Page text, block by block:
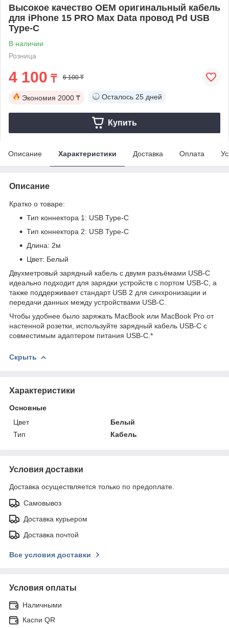
Высокое качество OEM оригинальный кабель
для iPhone 15 PRO Max Data провод Pd USB
Type-C
В наличии
Розница
4 100 ₸ 6 100 ₸
Экономия 2000 ₸ Осталось 25 дней
Купить
Описание Характеристики Доставка Оплата
Описание
Кратко о товаре:
Тип коннектора 1: USB Type-C
Тип коннектора 2: USB Type-C
Длина: 2м
Цвет: Белый
Двухметровый зарядный кабель с двумя разъёмами USB-C
идеально подходит для зарядки устройств с портом USB-C, а
также поддерживает стандарт USB 2 для синхронизации и
передачи данных между устройствами USB-C.
Чтобы удобнее было заряжать MacBook или MacBook Pro от
настенной розетки, используйте зарядный кабель USB-C с
совместимым адаптером питания USB-C.*
Скрыть
Характеристики
Основные
Цвет
Белый
Тип
Кабель
Условия доставки
Доставка осуществляется только по предоплате.
Самовывоз
Доставка курьером
Доставка почтой
Все условия доставки
Условия оплаты
Наличными
Каспи QR